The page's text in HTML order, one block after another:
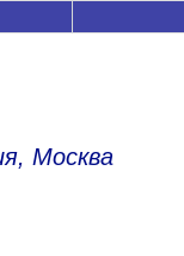
Москва